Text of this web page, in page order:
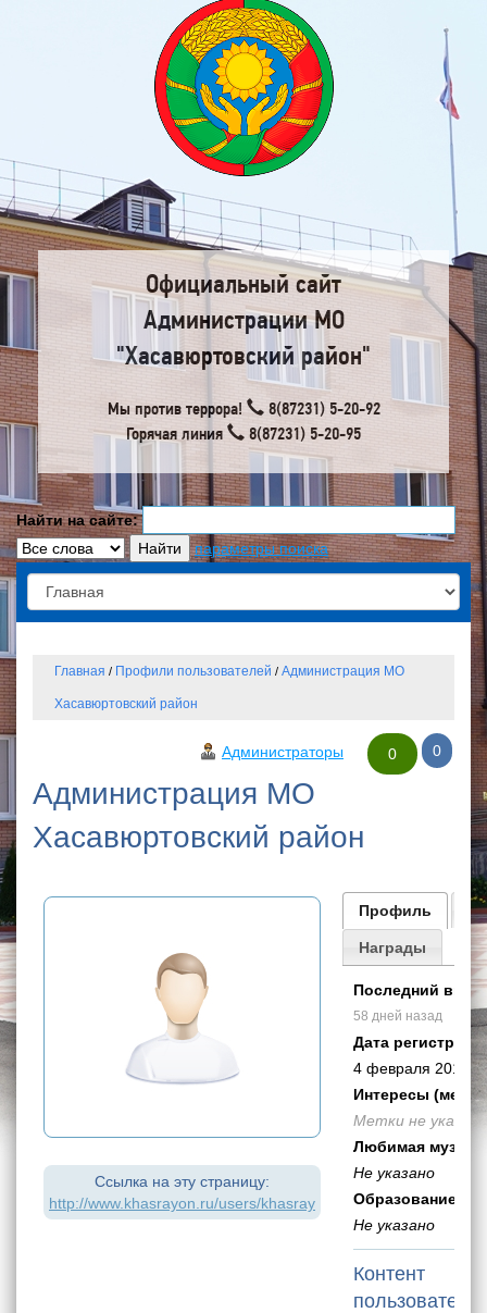
Официальный сайт
Администрации МО
"Хасавюртовский район"
Мы против террора!
8(87231) 5-20-92
Горячая линия
8(87231) 5-20-95
Найти на сайте:
параметры поиска
Главная / Профили пользователей / Администрация МО
Хасавюртовский район
0 0
Администраторы
Администрация МО
Хасавюртовский район
Ссылка на эту страницу:
http://www.khasrayon.ru/users/khasray
Профиль
Награды
Последний
58 дней назад
Дата
4 февраля 2016
Интересы
Метки не
Любимая
Не указано
Образование:
Не указано
Контент
пользователя